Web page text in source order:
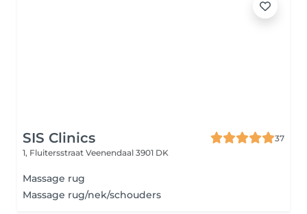
SIS Clinics
37
1, Fluitersstraat Veenendaal 3901 DK
Massage rug
Massage rug/nek/schouders